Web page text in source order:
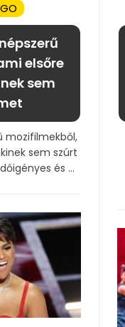
elsőre
sem
mozifilmekből,
sem szúrt
és ...